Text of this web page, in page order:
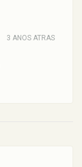
3 ANOS ATRAS